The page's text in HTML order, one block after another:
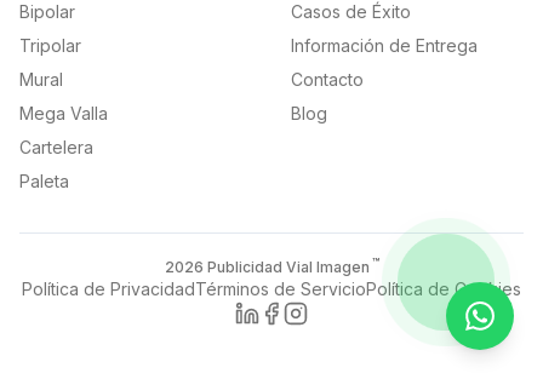
Bipolar
Tripolar
Mural
Mega Valla
Cartelera
Paleta
Casos de Éxito
Información de Entrega
Contacto
Blog
2026 Publicidad Vial Imagen ™
Política de PrivacidadTérminos de ServicioPolítica de Cookies